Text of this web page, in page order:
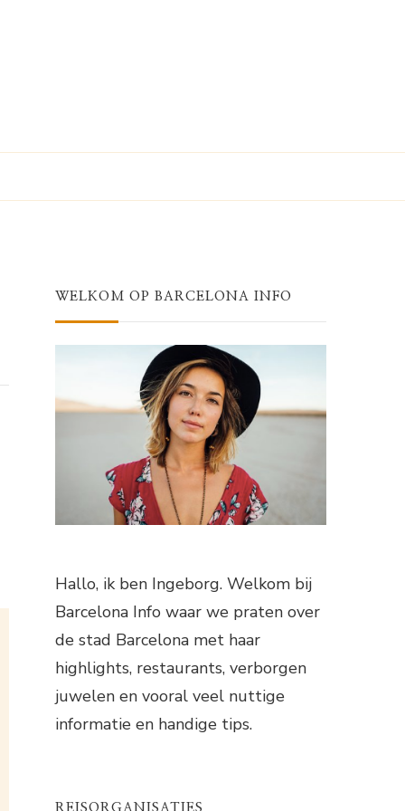
WELKOM OP BARCELONA INFO
Hallo, ik ben Ingeborg. Welkom bij
Barcelona Info waar we praten over
de stad Barcelona met haar
highlights, restaurants, verborgen
juwelen en vooral veel nuttige
informatie en handige tips.
REISORGANISATIES